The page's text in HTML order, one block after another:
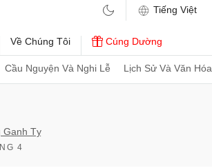
Cầu Nguyện Và Nghi Lễ Lịch Sử Và Văn Hóa
Về Chúng Tôi Cúng Dường
Ganh Tỵ
4